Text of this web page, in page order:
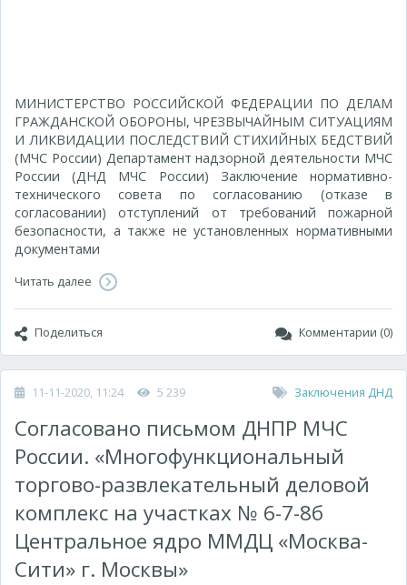
МИНИСТЕРСТВО РОССИЙСКОЙ ФЕДЕРАЦИИ ПО ДЕЛАМ
ГРАЖДАНСКОЙ ОБОРОНЫ, ЧРЕЗВЫЧАЙНЫМ СИТУАЦИЯМ
И ЛИКВИДАЦИИ ПОСЛЕДСТВИЙ СТИХИЙНЫХ БЕДСТВИЙ
(МЧС России) Департамент надзорной деятельности МЧС
России (ДНД МЧС России) Заключение нормативно-
технического совета по согласованию (отказе в
согласовании) отступлений от требований пожарной
безопасности, а также не установленных нормативными
документами
Читать далее
Поделиться Комментарии (0)
11-11-2020, 11:24 5 239 Заключения ДНД
Согласовано письмом ДНПР МЧС
России. «Многофункциональный
торгово-развлекательный деловой
комплекс на участках № 6-7-8б
Центральное ядро ММДЦ «Москва-
Сити» г. Москвы»